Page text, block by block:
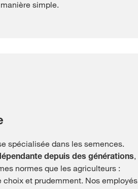
simple.
spécialisée dans les semences.
depuis des générations,
normes que les agriculteurs :
choix et prudemment. Nos employés